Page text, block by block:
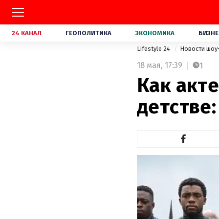
24 КАНАЛ ГЕОПОЛИТИКА ЭКОНОМИКА
Lifestyle 24 Новости
18 мая, 17:39 1
Как